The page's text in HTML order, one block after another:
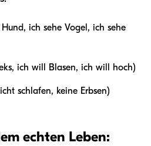
ich sehe Vogel, ich sehe
ich will Blasen, ich will hoch)
schlafen, keine Erbsen)
echten Leben: